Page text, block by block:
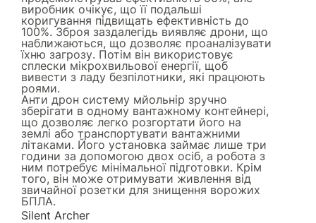
виробник очікує, що її подальші
коригування підвищать ефективність до
100%. Зброя заздалегідь виявляє дрони, що
наближаються, що дозволяє проаналізувати
їхню загрозу. Потім він використовує
сплески мікрохвильової енергії, щоб
вивести з ладу безпілотники, які працюють
роями.
Анти дрон систему мйольнір зручно
зберігати в одному вантажному контейнері,
що дозволяє легко розгортати його на
землі або транспортувати вантажними
літаками. Його установка займає лише три
години за допомогою двох осіб, а робота з
ним потребує мінімальної підготовки. Крім
того, він може отримувати живлення від
звичайної розетки для знищення ворожих
БПЛА.
Silent Archer